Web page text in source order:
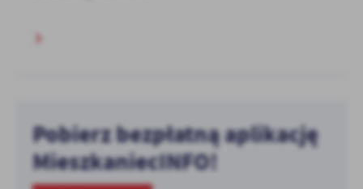
Pobierz bezpłatną aplikację
MieszkaniecINFO!